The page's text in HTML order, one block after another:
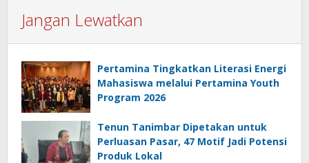
Jangan Lewatkan
Pertamina Tingkatkan Literasi Energi
Mahasiswa melalui Pertamina Youth
Program 2026
Tenun Tanimbar Dipetakan untuk
Perluasan Pasar, 47 Motif Jadi Potensi
Produk Lokal